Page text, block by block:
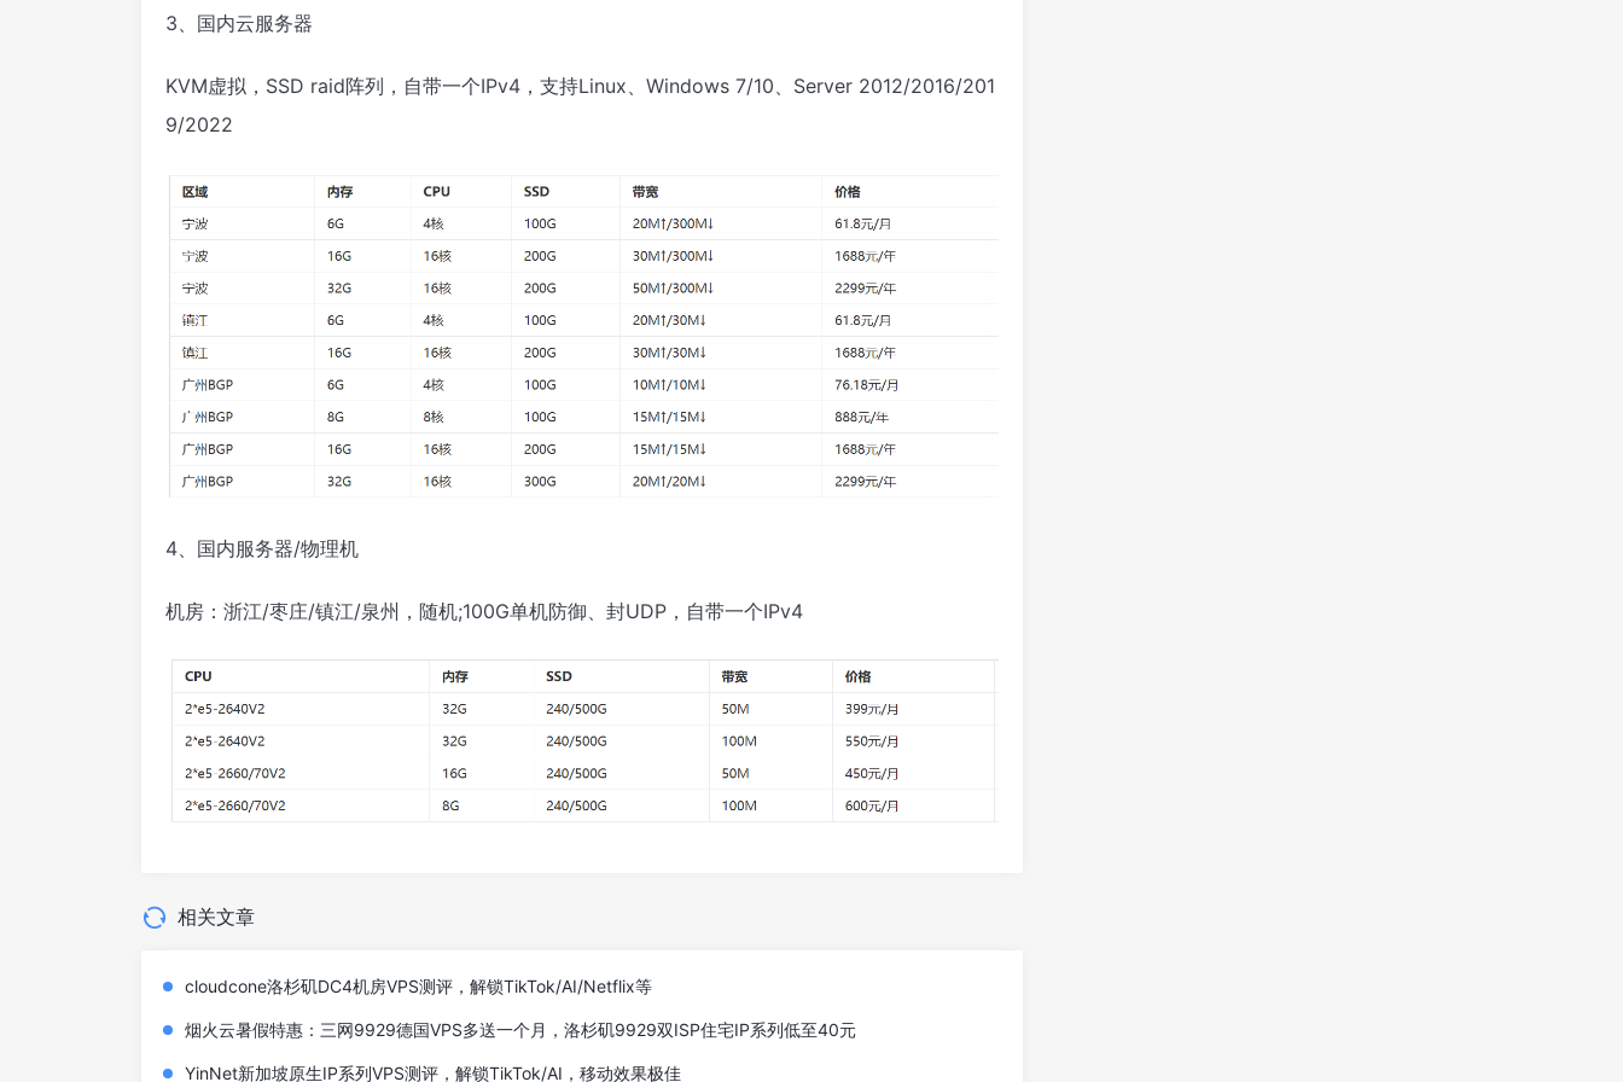
3、国内云服务器
KVM虚拟，SSD raid阵列，自带一个IPv4，支持Linux、Windows 7/10、Server 2012/2016/201
9/2022
4、国内服务器/物理机
机房：浙江/枣庄/镇江/泉州，随机;100G单机防御、封UDP，自带一个IPv4
相关文章
cloudcone洛杉矶DC4机房VPS测评，解锁TikTok/AI/Netflix等
烟火云暑假特惠：三网9929德国VPS多送一个月，洛杉矶9929双ISP住宅IP系列低至40元
YinNet新加坡原生IP系列VPS测评，解锁TikTok/AI，移动效果极佳